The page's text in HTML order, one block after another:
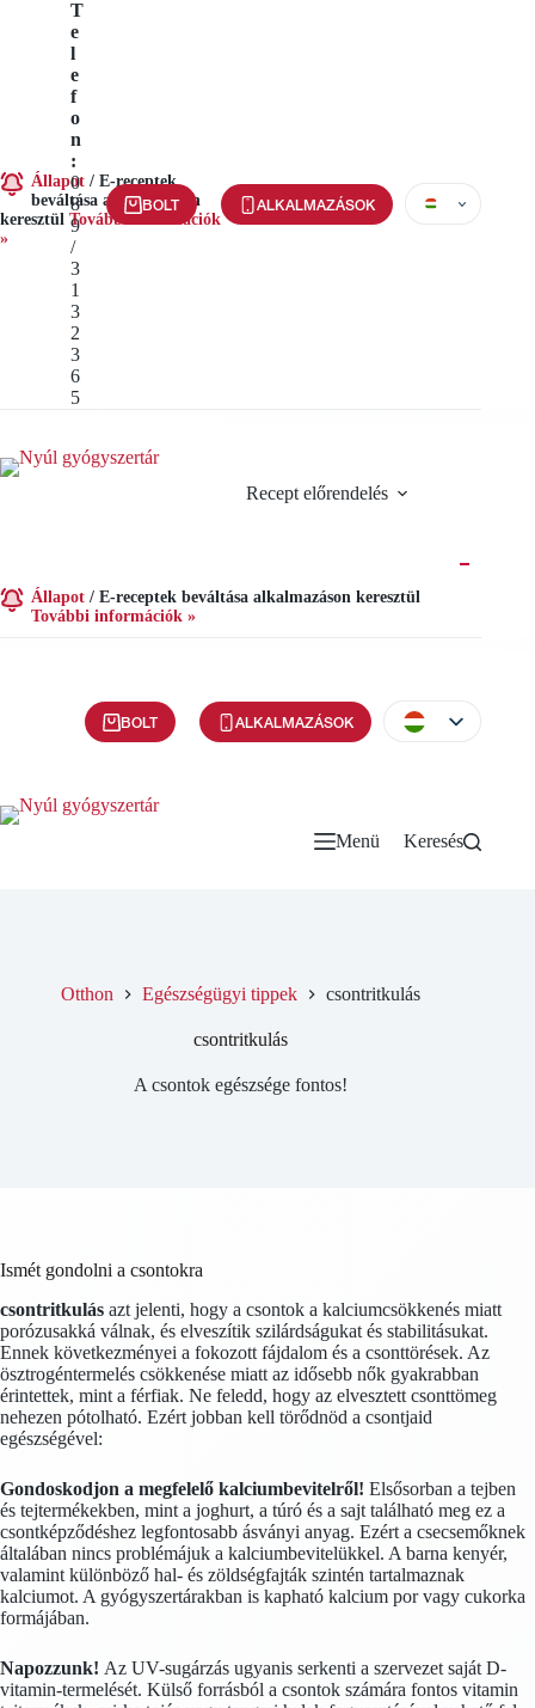
tartalomra
Állapot / E-receptek
beváltása alkalmazáson
keresztül További információk
»
T
e
l
e
f
o
n
:
0
8
9
/
3
1
3
2
3
6
5
BOLT ALKALMAZÁSOK
Recept előrendelés
Állapot / E-receptek beváltása alkalmazáson keresztül
További információk »
BOLT ALKALMAZÁSOK
Menü Keresés
Otthon Egészségügyi tippek csontritkulás
csontritkulás
A csontok egészsége fontos!
Ismét gondolni a csontokra
csontritkulás azt jelenti, hogy a csontok a kalciumcsökkenés miatt
porózusakká válnak, és elveszítik szilárdságukat és stabilitásukat.
Ennek következményei a fokozott fájdalom és a csonttörések. Az
ösztrogéntermelés csökkenése miatt az idősebb nők gyakrabban
érintettek, mint a férfiak. Ne feledd, hogy az elvesztett csonttömeg
nehezen pótolható. Ezért jobban kell törődnöd a csontjaid
egészségével:
Gondoskodjon a megfelelő kalciumbevitelről! Elsősorban a tejben
és tejtermékekben, mint a joghurt, a túró és a sajt található meg ez a
csontképződéshez legfontosabb ásványi anyag. Ezért a csecsemőknek
általában nincs problémájuk a kalciumbevitelükkel. A barna kenyér,
valamint különböző hal- és zöldségfajták szintén tartalmaznak
kalciumot. A gyógyszertárakban is kapható kalcium por vagy cukorka
formájában.
Napozzunk! Az UV-sugárzás ugyanis serkenti a szervezet saját D-
vitamin-termelését. Külső forrásból a csontok számára fontos vitamin